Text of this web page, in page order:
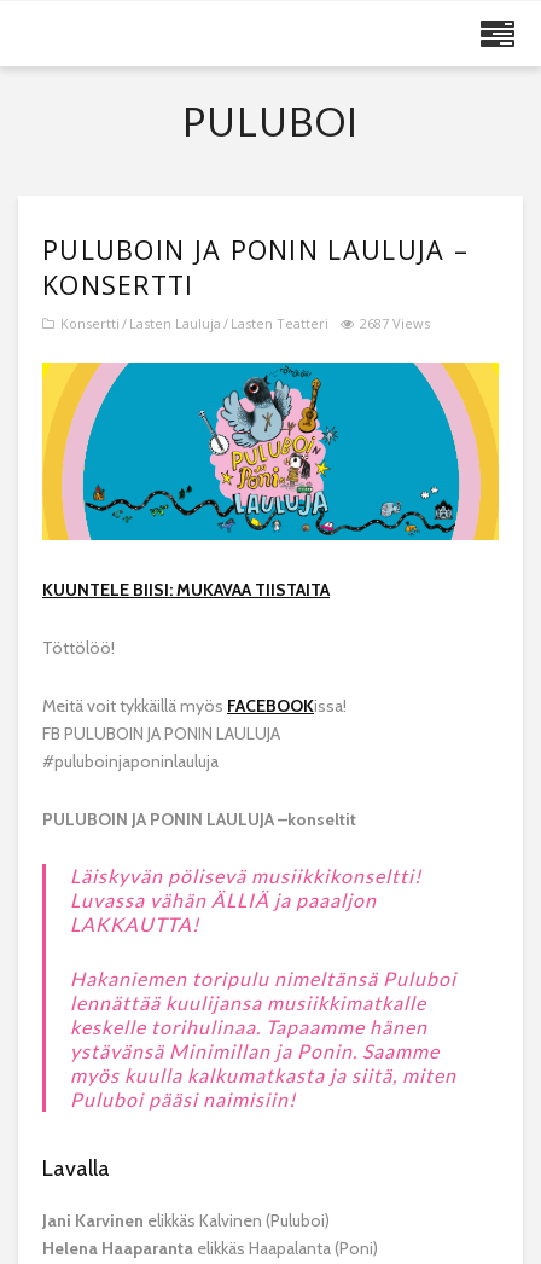
PULUBOI
PULUBOIN JA PONIN LAULUJA –
KONSERTTI
Konsertti Lasten Lauluja Lasten Teatteri 2687 Views
KUUNTELE BIISI: MUKAVAA TIISTAITA
Töttölöö!
Meitä voit tykkäillä myös FACEBOOKissa!
FB PULUBOIN JA PONIN LAULUJA
#puluboinjaponinlauluja
PULUBOIN JA PONIN LAULUJA –konseltit
Läiskyvän pölisevä musiikkikonseltti!
Luvassa vähän ÄLLIÄ ja paaaljon
LAKKAUTTA!
Hakaniemen toripulu nimeltänsä Puluboi
lennättää kuulijansa musiikkimatkalle
keskelle torihulinaa. Tapaamme hänen
ystävänsä Minimillan ja Ponin. Saamme
myös kuulla kalkumatkasta ja siitä, miten
Puluboi pääsi naimisiin!
Lavalla
Jani Karvinen elikkäs Kalvinen (Puluboi)
Helena Haaparanta elikkäs Haapalanta (Poni)